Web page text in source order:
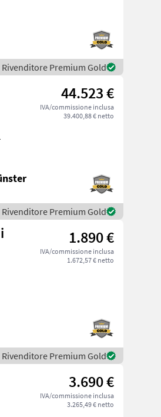
Rivenditore Premium Gold
44.523 €
IVA/commissione inclusa
39.400,88 € netto
Rivenditore Premium Gold
1.890 €
IVA/commissione inclusa
1.672,57 € netto
Rivenditore Premium Gold
3.690 €
IVA/commissione inclusa
3.265,49 € netto